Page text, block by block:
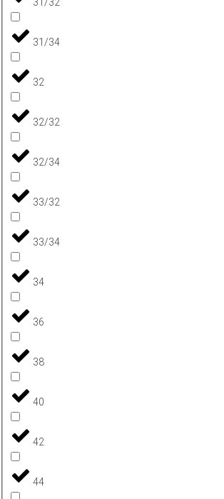
31/34
32
32/32
32/34
33/32
33/34
34
36
38
40
42
44